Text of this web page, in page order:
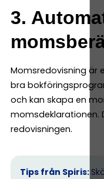
3.
Momsredovisning är
bra
och kan skapa en
momsdeklarationen.
redovisningen.
Tips från Spiris: